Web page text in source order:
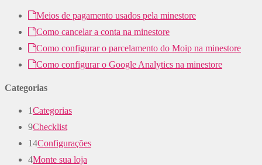
Meios de pagamento usados pela minestore
Como cancelar a conta na minestore
Como configurar o parcelamento do Moip na minestore
Como configurar o Google Analytics na minestore
Categorias
1Categorias
9Checklist
14Configurações
4Monte sua loja